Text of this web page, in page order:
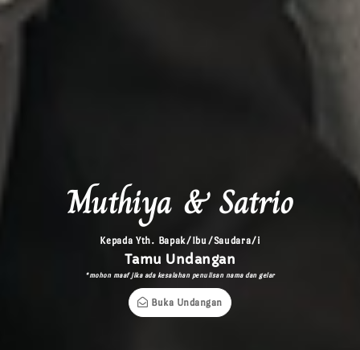
Muthiya & Satrio
Kepada Yth. Bapak/Ibu/Saudara/i
Tamu Undangan
*mohon maaf jika ada kesalahan penulisan nama dan gelar
Buka Undangan